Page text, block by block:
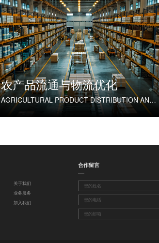
农产品流通与物流优化
AGRICULTURAL PRODUCT DISTRIBUTION AND LOGISTICS OPTIMIZATION
关于我们
业务服务
加入我们
合作留言